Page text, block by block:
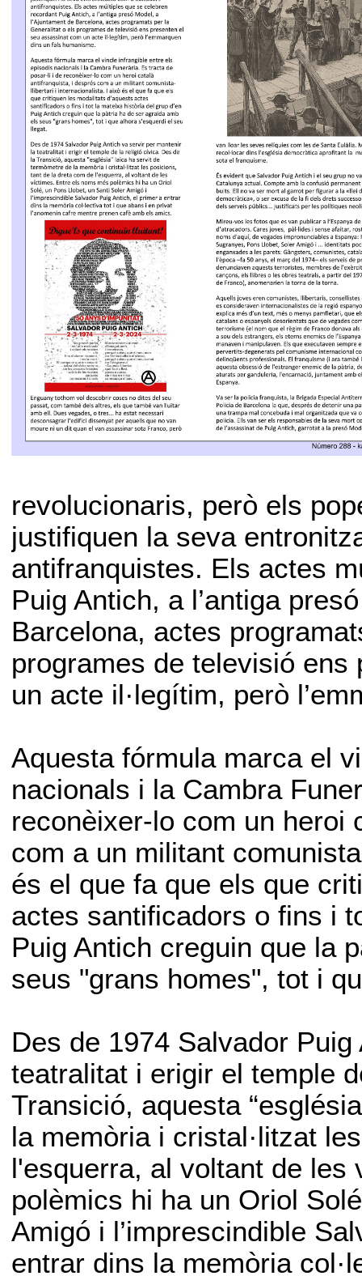
revolucionaris, però els
justifiquen la seva
antifranquistes. Els actes
Puig Antich, a l’antiga
Barcelona, actes
programes de televisió
un acte il·legítim, però
Aquesta fórmula marca el
nacionals i la Cambra
reconèixer-lo com un heroi
com a un militant
és el que fa que els que
actes santificadors o fins i
Puig Antich creguin que la
seus "grans homes", tot i
Des de 1974 Salvador
teatralitat i erigir el temple
Transició, aquesta
la memòria i cristal·litzat
l'esquerra, al voltant de
polèmics hi ha un Oriol
Amigó i l’imprescindible
entrar dins la memòria